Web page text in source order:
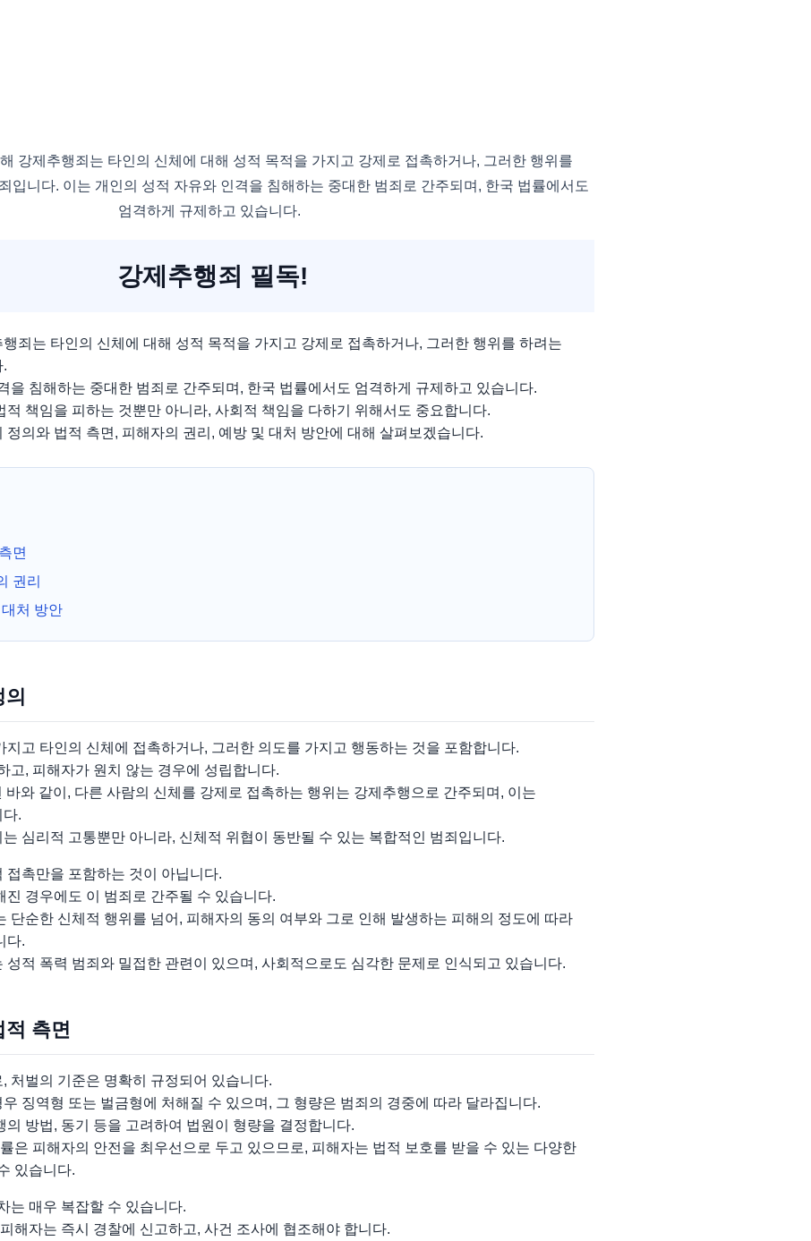
강제추행죄는 타인의 신체에 대해 성적 목적을 가지고 강제로 접촉하거나, 그러한 행위를
입니다. 이는 개인의 성적 자유와 인격을 침해하는 중대한 범죄로 간주되며, 한국 법률에서도
엄격하게 규제하고 있습니다.
강제추행죄 필독!
죄는 타인의 신체에 대해 성적 목적을 가지고 강제로 접촉하거나, 그러한 행위를 하려는
.
을 침해하는 중대한 범죄로 간주되며, 한국 법률에서도 엄격하게 규제하고 있습니다.
적 책임을 피하는 것뿐만 아니라, 사회적 책임을 다하기 위해서도 중요합니다.
정의와 법적 측면, 피해자의 권리, 예방 및 대처 방안에 대해 살펴보겠습니다.
면
권리
처 방안
지고 타인의 신체에 접촉하거나, 그러한 의도를 가지고 행동하는 것을 포함합니다.
고, 피해자가 원치 않는 경우에 성립합니다.
와 같이, 다른 사람의 신체를 강제로 접촉하는 행위는 강제추행으로 간주되며, 이는
.
심리적 고통뿐만 아니라, 신체적 위협이 동반될 수 있는 복합적인 범죄입니다.
접촉만을 포함하는 것이 아닙니다.
진 경우에도 이 범죄로 간주될 수 있습니다.
단순한 신체적 행위를 넘어, 피해자의 동의 여부와 그로 인해 발생하는 피해의 정도에 따라
다.
성적 폭력 범죄와 밀접한 관련이 있으며, 사회적으로도 심각한 문제로 인식되고 있습니다.
측면
처벌의 기준은 명확히 규정되어 있습니다.
징역형 또는 벌금형에 처해질 수 있으며, 그 형량은 범죄의 경중에 따라 달라집니다.
의 방법, 동기 등을 고려하여 법원이 형량을 결정합니다.
은 피해자의 안전을 최우선으로 두고 있으므로, 피해자는 법적 보호를 받을 수 있는 다양한
있습니다.
는 매우 복잡할 수 있습니다.
해자는 즉시 경찰에 신고하고, 사건 조사에 협조해야 합니다.